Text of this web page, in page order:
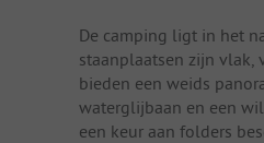
De camping ligt in het
staanplaatsen zijn vlak,
bieden een weids
waterglijbaan en een
een keur aan folders